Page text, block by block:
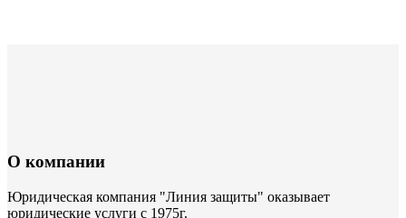
О компании
Юридическая компания "Линия защиты" оказывает
юридические услуги с 1975г.